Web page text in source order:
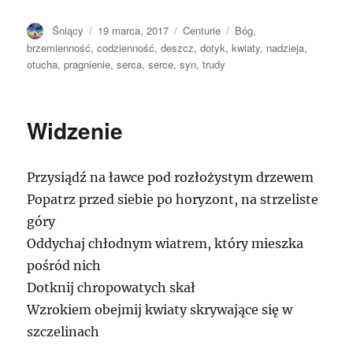
Autor
Śniący Opublikowano
19 marca, 2017 Kategorie
Centurie Tagi
Bóg,
brzemienność,codzienność,deszcz,dotyk,kwiaty, nadzieja,
otucha,pragnienie,serca,serce,syn,trudy
Widzenie
Przysiądź na ławce pod rozłożystym drzewem
Popatrz przed siebie po horyzont, na strzeliste
góry
Oddychaj chłodnym wiatrem, który mieszka
pośród nich
Dotknij chropowatych skał
Wzrokiem obejmij kwiaty skrywające się w
szczelinach